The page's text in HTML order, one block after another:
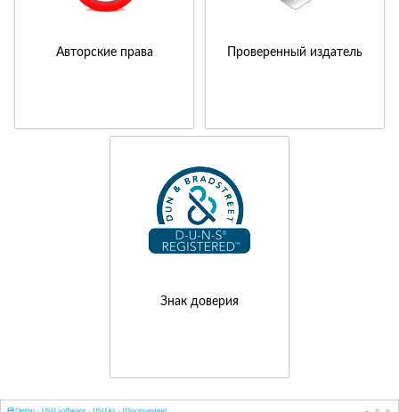
Авторские права Проверенный издатель
Знак доверия